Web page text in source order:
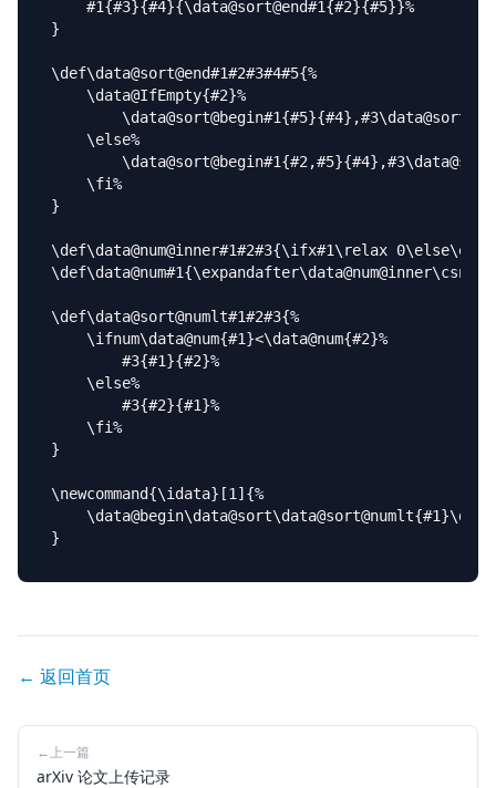
    #1{#3}{#4}{\data@sort@end#1{#2}{#5}}%
}
\def\data@sort@end#1#2#3#4#5{%
    \data@IfEmpty{#2}%
    \else%
    \fi%
}
\def\data@num@inner#1#2#3{\ifx#1\relax
\def\data@sort@numlt#1#2#3{%
    \ifnum\data@num{#1}<\data@num{#2}%
        #3{#1}{#2}%
    \else%
        #3{#2}{#1}%
    \fi%
}
\newcommand{\idata}[1]{%
← 返回首页
← 上一篇
arXiv 论文上传记录